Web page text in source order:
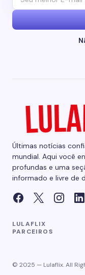
Últimas notícias
mundial. Aqui você
profundas e uma
informado e livre de
LULAFLIX
PARCEIROS
© 2025 — Lulaflix. All